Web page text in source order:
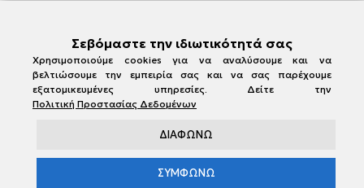
Σεβόμαστε την ιδιωτικότητά σας
Χρησιμοποιούμε cookies για να αναλύσουμε και να
βελτιώσουμε την εμπειρία σας και να σας παρέχουμε
εξατομικευμένες υπηρεσίες. Δείτε την
Πολιτική Προστασίας Δεδομένων
ΔΙΑΦΩΝΩ
ΣΥΜΦΩΝΩ